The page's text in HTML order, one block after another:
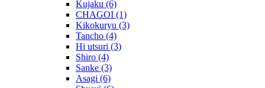
Kujaku (6)
CHAGOI (1)
Kikokuryu (3)
Tancho (4)
Hi utsuri (3)
Shiro (4)
Sanke (3)
Asagi (6)